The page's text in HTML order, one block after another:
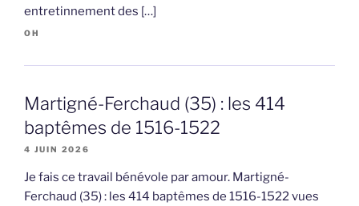
entretinnement des […]
OH
Martigné-Ferchaud (35) : les 414
baptêmes de 1516-1522
4 JUIN 2026
Je fais ce travail bénévole par amour. Martigné-
Ferchaud (35) : les 414 baptêmes de 1516-1522 vues